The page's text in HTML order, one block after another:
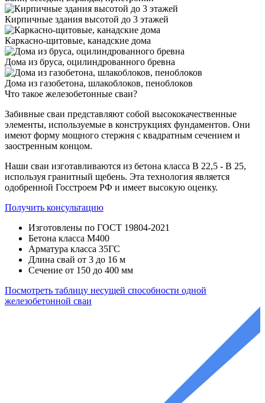
Кирпичные здания высотой до 3 этажей
Каркасно-щитовые, канадские дома
Дома из бруса, оцилиндрованного бревна
Дома из газобетона, шлакоблоков, пеноблоков
Что такое железобетонные сваи?
Забивные сваи представляют собой высококачественные
элементы, используемые в конструкциях фундаментов. Они
имеют форму мощного стержня с квадратным сечением и
заостренным концом.
Наши сваи изготавливаются из бетона класса В 22,5 - В 25,
используя гранитный щебень. Эта технология является
одобренной Госстроем РФ и имеет высокую оценку.
Получить консультацию
Изготовлены по ГОСТ 19804-2021
Бетона класса М400
Арматура класса 35ГС
Длина свай от 3 до 16 м
Сечение от 150 до 400 мм
Посмотреть таблицу несущей способности одной
железобетонной сваи